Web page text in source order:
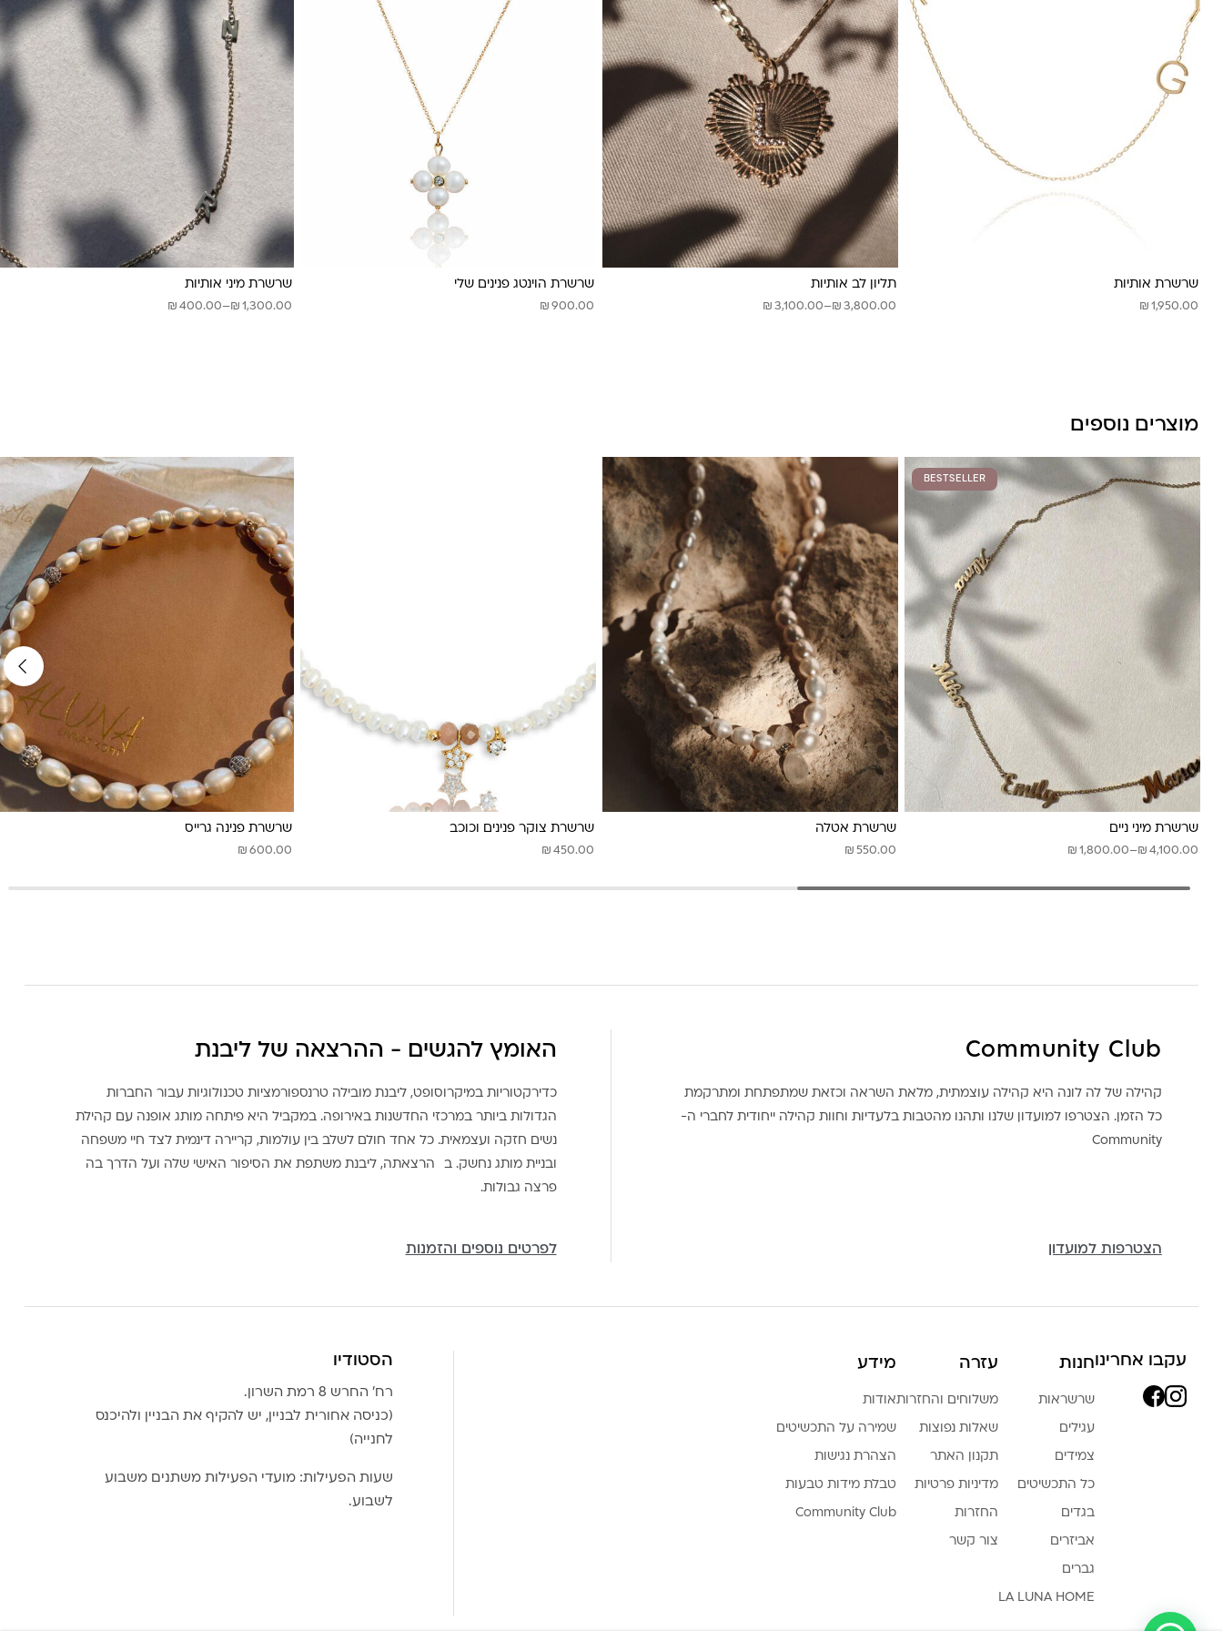
שרשרת אותיות
₪ 1,950.00
תליון לב אותיות
₪ 3,100.00–₪ 3,800.00
טווח
שרשרת הוינטג פנינים שלי
₪ 900.00
שרשרת מיני אותיות
₪ 400.00–₪ 1,300.00
טווח
מוצרים נוספים
BESTSELLER
שרשרת מיני ניים
₪ 1,800.00–₪ 4,100.00
טווח
שרשרת אטלה
₪ 550.00
שרשרת צוקר פנינים וכוכב
₪ 450.00
שרשרת פנינה גרייס
₪ 600.00
Community Club
קהילה של לה לונה היא קהילה עוצמתית, מלאת השראה וכזאת שמתפתחת ומתרקמת
כל הזמן. הצטרפו למועדון שלנו ותהנו מהטבות בלעדיות וחוות קהילה ייחודית לחברי ה-
Community
הצטרפות למועדון
האומץ להגשים - ההרצאה של ליבנת
כדירקטוריות במיקרוסופט, ליבנת מובילה טרנספורמציות טכנולוגיות עבור החברות
הגדולות ביותר במרכזי החדשנות באירופה. במקביל היא פיתחה מותג אופנה עם קהילת
נשים חזקה ועצמאית. כל אחד חולם לשלב בין עולמות, קריירה דינמית לצד חיי משפחה
ובניית מותג נחשק. ב הרצאתה, ליבנת משתפת את הסיפור האישי שלה ועל הדרך בה
פרצה גבולות.
לפרטים נוספים והזמנות
עקבו אחרינוחנות
שרשראות
עגילים
צמידים
כל התכשיטים
בגדים
אביזרים
גברים
LA LUNA HOME
עזרה
משלוחים והחזרות
שאלות נפוצות
תקנון האתר
מדיניות פרטיות
החזרות
צור קשר
מידע
אודות
שמירה על התכשיטים
הצהרת נגישות
טבלת מידות טבעות
Community Club
הסטודיו
רח׳ החרש 8 רמת השרון.
(כניסה אחורית לבניין, יש להקיף את הבניין ולהיכנס
לחנייה)
שעות הפעילות: מועדי הפעילות משתנים משבוע
לשבוע.